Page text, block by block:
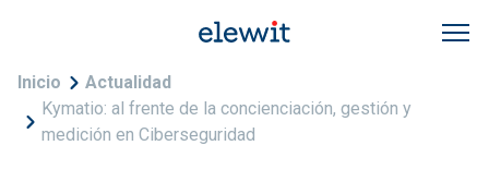
Sobrescribir enlaces de ayuda a la
Inicio
Actualidad
Kymatio: al frente de la concienciación, gestión y
medición en Ciberseguridad